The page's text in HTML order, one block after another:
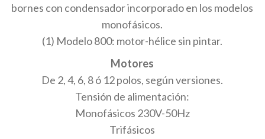
bornes con condensador incorporado en los modelos
monofásicos.
(1) Modelo 800: motor-hélice sin pintar.
Motores
De 2, 4, 6, 8 ó 12 polos, según versiones.
Tensión de alimentación:
Monofásicos 230V-50Hz
Trifásicos